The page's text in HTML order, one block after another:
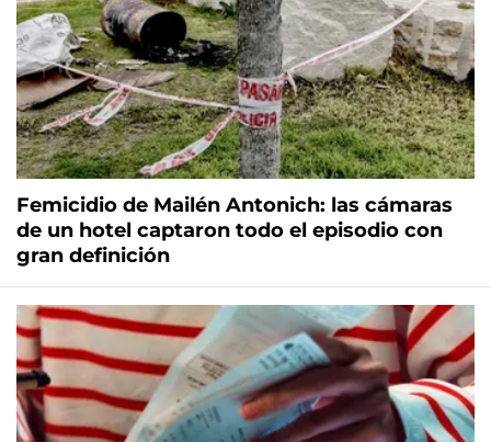
Femicidio de Mailén Antonich: las cámaras
de un hotel captaron todo el episodio con
gran definición